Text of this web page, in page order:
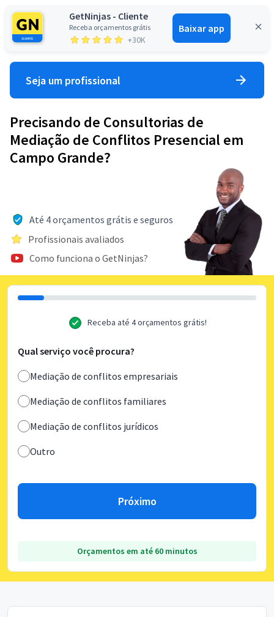
GetNinjas - Cliente
Receba orçamentos grátis
+30K
Baixar app
Entrar
Seja um profissional
Precisando de Consultorias de
Mediação de Conflitos Presencial em
Campo Grande?
Até 4 orçamentos grátis e seguros
Profissionais avaliados
Como funciona o GetNinjas?
Receba até 4 orçamentos grátis!
Qual serviço você procura?
Mediação de conflitos empresariais
Mediação de conflitos familiares
Mediação de conflitos jurídicos
Outro
Próximo
Orçamentos em até 60 minutos